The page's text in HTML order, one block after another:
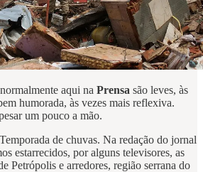
aqui na Prensa são leves, às
humorada, às vezes mais reflexiva.
um pouco a mão.
de chuvas. Na redação do jornal
estarrecidos, por alguns televisores, as
Petrópolis e arredores, região serrana do